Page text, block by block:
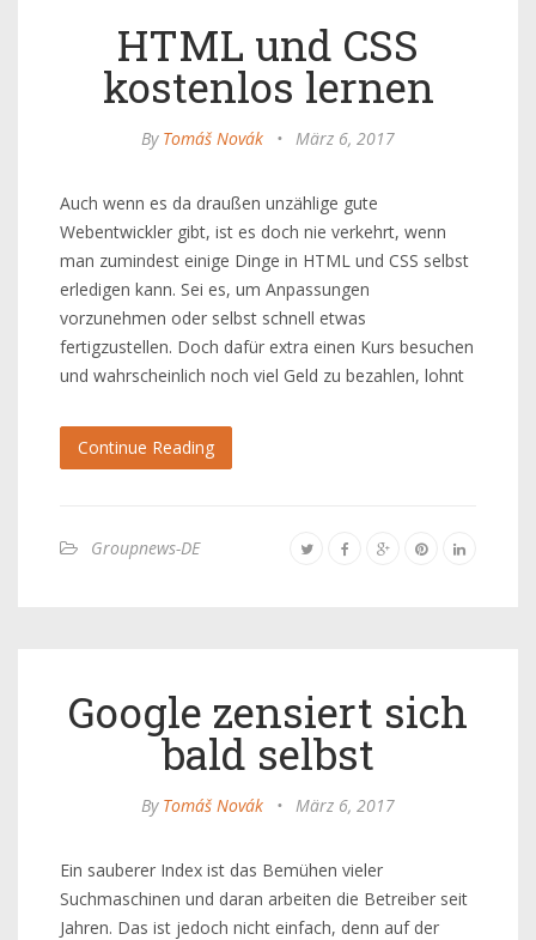
HTML und CSS
kostenlos lernen
By Tomáš Novák • März 6, 2017
Auch wenn es da draußen unzählige gute
Webentwickler gibt, ist es doch nie verkehrt, wenn
man zumindest einige Dinge in HTML und CSS selbst
erledigen kann. Sei es, um Anpassungen
vorzunehmen oder selbst schnell etwas
fertigzustellen. Doch dafür extra einen Kurs besuchen
und wahrscheinlich noch viel Geld zu bezahlen, lohnt
Continue Reading
Groupnews-DE
Google zensiert sich
bald selbst
By Tomáš Novák • März 6, 2017
Ein sauberer Index ist das Bemühen vieler
Suchmaschinen und daran arbeiten die Betreiber seit
Jahren. Das ist jedoch nicht einfach, denn auf der